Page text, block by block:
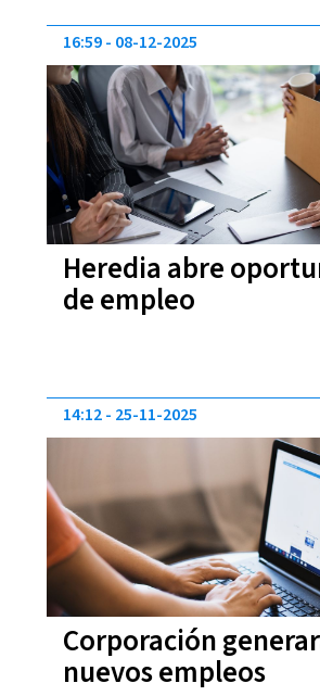
2025
Heredia abre
de empleo
16:59 08-12-2025
Corporación
nuevos empleos
14:12 25-11-2025